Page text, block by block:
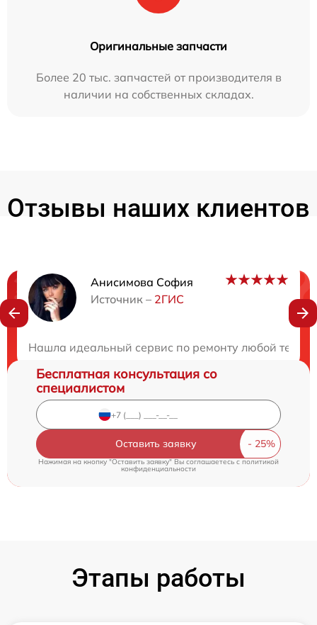
Оригинальные запчасти
Более 20 тыс. запчастей от производителя в
наличии на собственных складах.
Отзывы наших клиентов
Анисимова София
Источник – 2ГИС
Нашла идеальный сервис по ремонту любой
Нужна консультация?
Бесплатная консультация со
специалистом
Оставить заявку
Нажимая на кнопку "Оставить заявку" Вы соглашаетесь cполитикой
конфиденциальности
Этапы работы